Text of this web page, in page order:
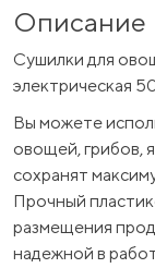
Описание
Сушилки для
электрическая
Вы можете
овощей, грибов,
сохранят
Прочный
размещения
надежной в